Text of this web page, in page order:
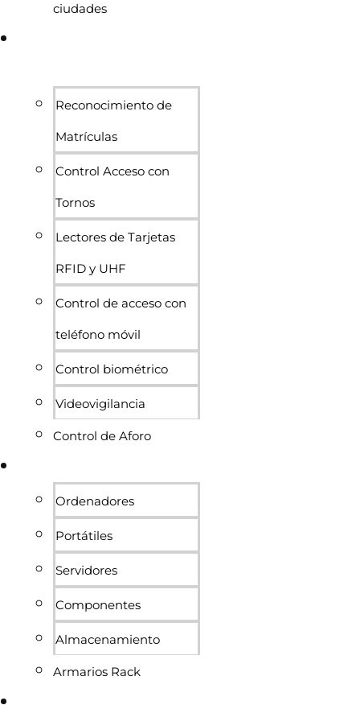
ciudades
Reconocimiento de
Matrículas
Control Acceso con
Tornos
Lectores de Tarjetas
RFID y UHF
Control de acceso con
teléfono móvil
Control biométrico
Videovigilancia
Control de Aforo
Ordenadores
Portátiles
Servidores
Componentes
Almacenamiento
Armarios Rack